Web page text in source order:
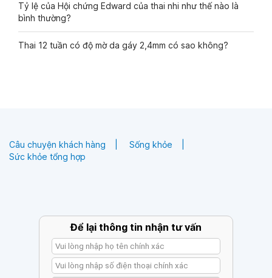
Tỷ lệ của Hội chứng Edward của thai nhi như thế nào là
bình thường?
Thai 12 tuần có độ mờ da gáy 2,4mm có sao không?
Câu chuyện khách hàng
Sống khỏe
Sức khỏe tổng hợp